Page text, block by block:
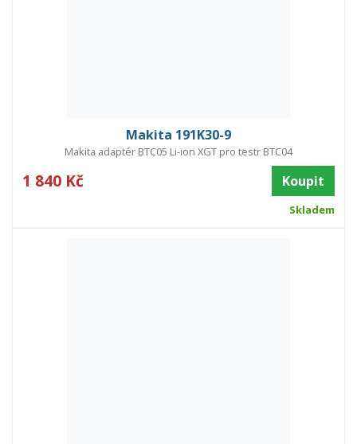
Makita 191K30-9
Makita adaptér BTC05 Li-ion XGT pro testr BTC04
1 840 Kč Koupit
Skladem